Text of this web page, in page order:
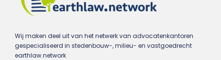
Wij maken deel uit van het netwerk van advocatenkantoren
gespecialiseerd in stedenbouw-, milieu- en vastgoedrecht
earthlaw.network